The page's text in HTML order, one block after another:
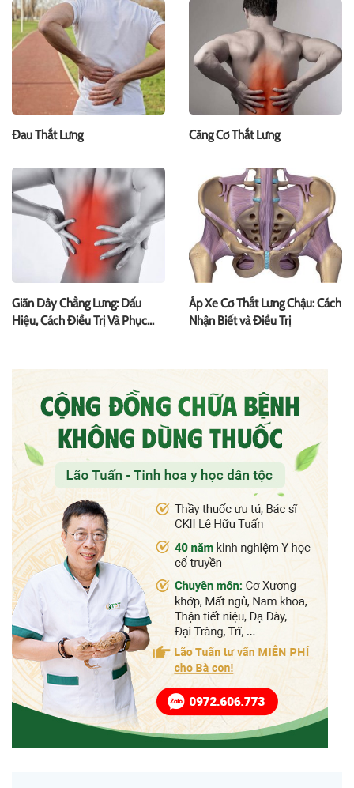
Đau Thắt Lưng Căng Cơ Thắt Lưng
Giãn Dây Chằng Lưng: Dấu
Hiệu, Cách Điều Trị Và Phục
Áp Xe Cơ Thắt Lưng Chậu: Cách
Nhận Biết và Điều Trị